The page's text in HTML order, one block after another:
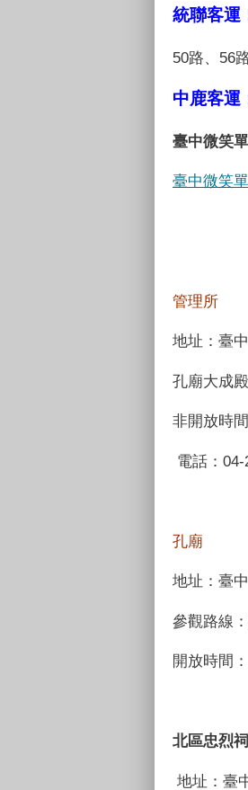
統聯客運
50路、56
中鹿客運
臺中微笑
臺中微笑
管理所
地址：臺
孔廟大成
非開放時
電話：04-
孔廟
地址：臺
參觀路線
開放時間
北區忠烈祠
地址：臺